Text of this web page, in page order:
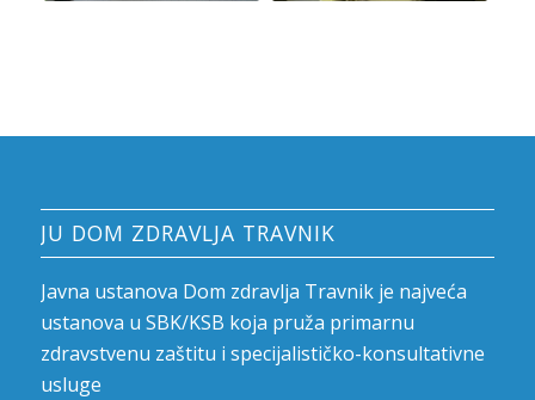
JU DOM ZDRAVLJA TRAVNIK
Javna ustanova Dom zdravlja Travnik je najveća
ustanova u SBK/KSB koja pruža primarnu
zdravstvenu zaštitu i specijalističko-konsultativne
usluge